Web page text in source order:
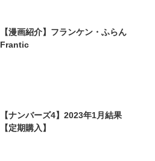
【漫画紹介】フランケン・ふらん
Frantic
【ナンバーズ4】2023年1月結果
【定期購入】